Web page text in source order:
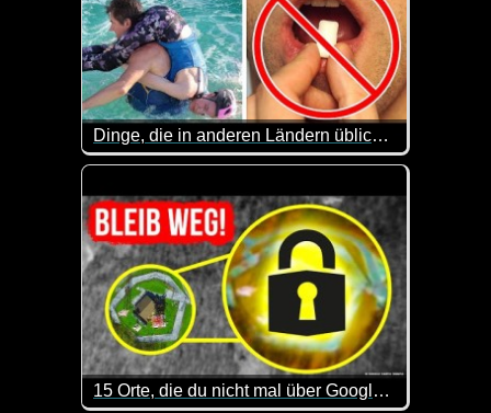
Dinge, die in anderen Ländern üblich sind, in deinem Land aber absurd erscheinen
Eine lustige Sache, dass Leute einem riesigen
15 Orte, die du nicht mal über Google Maps erkunden kannst